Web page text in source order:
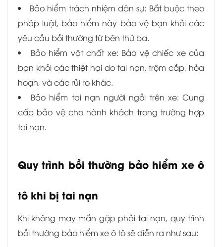
Bảo hiểm trách nhiệm dân sự: Bắt buộc theo
pháp luật, bảo hiểm này bảo vệ bạn khỏi các
yêu cầu bồi thường từ bên thứ ba.
Bảo hiểm vật chất xe: Bảo vệ chiếc xe của
bạn khỏi các thiệt hại do tai nạn, trộm cắp, hỏa
hoạn, và các rủi ro khác.
Bảo hiểm tai nạn người ngồi trên xe: Cung
cấp bảo vệ cho hành khách trong trường hợp
tai nạn.
Quy trình bồi thường bảo hiểm xe ô
tô khi bị tai nạn
Khi không may mắn gặp phải tai nạn, quy trình
bồi thường bảo hiểm xe ô tô sẽ diễn ra như sau: